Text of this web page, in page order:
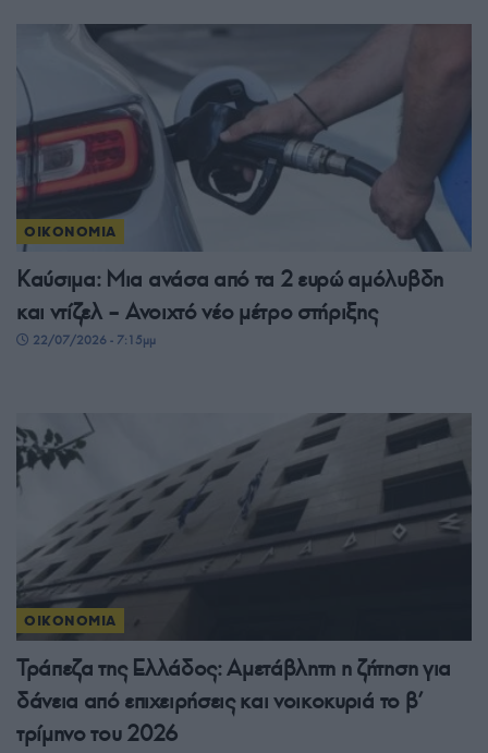
ΟΙΚΟΝΟΜΙΑ
Καύσιμα: Μια ανάσα από τα 2 ευρώ αμόλυβδη
και ντίζελ – Ανοιχτό νέο μέτρο στήριξης
22/07/2026 - 7:15μμ
ΟΙΚΟΝΟΜΙΑ
Τράπεζα της Ελλάδος: Αμετάβλητη η ζήτηση για
δάνεια από επιχειρήσεις και νοικοκυριά το β’
τρίμηνο του 2026